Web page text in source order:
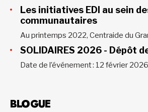
Les initiatives EDI au sein
communautaires
SOLIDAIRES 2026 - Dépôt
BLOGUE